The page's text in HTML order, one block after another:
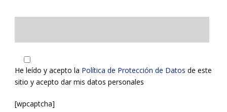
He leído y acepto la Política de Protección de Datos de este
sitio y acepto dar mis datos personales
[wpcaptcha]